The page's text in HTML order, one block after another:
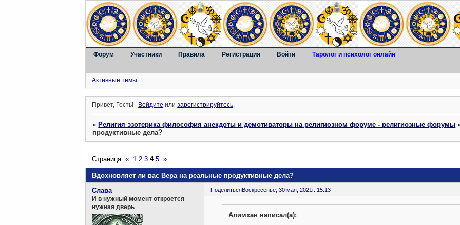
Форум Участники Правила Регистрация Войти Таролог и психолог онлайн
Активные темы
Привет, Гость! Войдите илизарегистрируйтесь.
»Религия эзотерика философия анекдоты и демотиваторы на религиозном форуме - религиозные форумы
продуктивные дела?
Вдохновляет ли вас Вера на реальные продуктивные дела?
Страница:« 1 2 3 4 5 »
ПоделитьсяВоскресенье, 30 мая, 2021г. 15:13
Слава
И в нужный момент откроется
нужная дверь
Алимхан написал(а):